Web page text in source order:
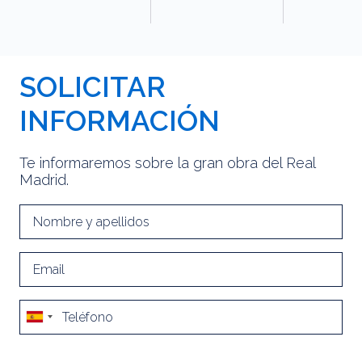
SOLICITAR
INFORMACIÓN
Te informaremos sobre la gran obra del Real
Madrid.